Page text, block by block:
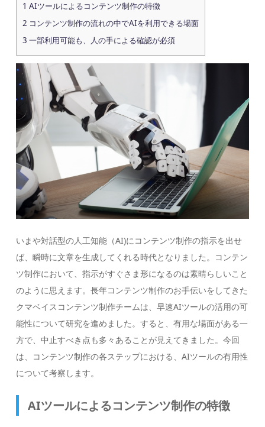
1 AIツールによるコンテンツ制作の特徴
2 コンテンツ制作の流れの中でAIを利用できる場面
3 一部利用可能も、人の手による確認が必須
いまや対話型の人工知能（AI)にコンテンツ制作の指示を出せ
ば、瞬時に文章を生成してくれる時代となりました。コンテン
ツ制作において、指示がすぐさま形になるのは素晴らしいこと
のように思えます。長年コンテンツ制作のお手伝いをしてきた
クマベイスコンテンツ制作チームは、早速AIツールの活用の可
能性について研究を進めました。すると、有用な場面がある一
方で、中止すべき点も多々あることが見えてきました。今回
は、コンテンツ制作の各ステップにおける、AIツールの有用性
について考察します。
AIツールによるコンテンツ制作の特徴